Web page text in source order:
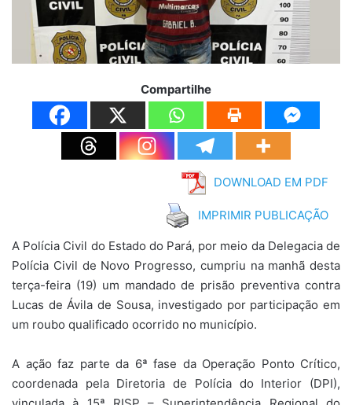
Compartilhe
DOWNLOAD EM PDF
IMPRIMIR PUBLICAÇÃO
A Polícia Civil do Estado do Pará, por meio da Delegacia de
Polícia Civil de Novo Progresso, cumpriu na manhã desta
terça-feira (19) um mandado de prisão preventiva contra
Lucas de Ávila de Sousa, investigado por participação em
um roubo qualificado ocorrido no município.
A ação faz parte da 6ª fase da Operação Ponto Crítico,
coordenada pela Diretoria de Polícia do Interior (DPI),